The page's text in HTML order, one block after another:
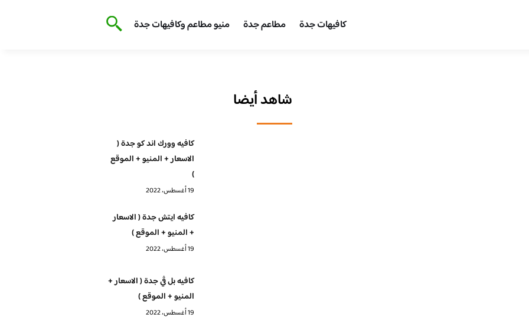
كافيهات جدة مطاعم جدة منيو مطاعم وكافيهات جدة
شاهد أيضا
كافيه وورك اند كو جدة (
الاسعار + المنيو + الموقع
)
19 أغسطس، 2022
كافيه ايتش جدة ( الاسعار
+ المنيو + الموقع )
19 أغسطس، 2022
كافيه بل ڤي جدة ( الاسعار +
المنيو + الموقع )
19 أغسطس، 2022